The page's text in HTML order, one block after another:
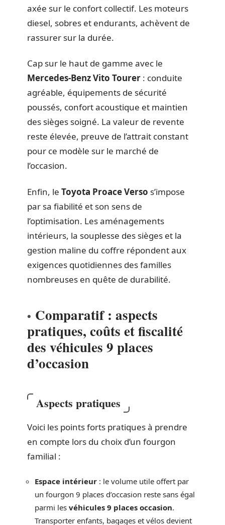
axée sur le confort collectif. Les moteurs
diesel, sobres et endurants, achèvent de
rassurer sur la durée.
Cap sur le haut de gamme avec le
Mercedes-Benz Vito Tourer : conduite
agréable, équipements de sécurité
poussés, confort acoustique et maintien
des sièges soigné. La valeur de revente
reste élevée, preuve de l’attrait constant
pour ce modèle sur le marché de
l’occasion.
Enfin, le Toyota Proace Verso s’impose
par sa fiabilité et son sens de
l’optimisation. Les aménagements
intérieurs, la souplesse des sièges et la
gestion maline du coffre répondent aux
exigences quotidiennes des familles
nombreuses en quête de durabilité.
Comparatif : aspects
pratiques, coûts et fiscalité
des véhicules 9 places
d’occasion
Aspects pratiques
Voici les points forts pratiques à prendre
en compte lors du choix d’un fourgon
familial :
Espace intérieur : le volume utile offert par
un fourgon 9 places d’occasion reste sans égal
parmi les véhicules 9 places occasion.
Transporter enfants, bagages et vélos devient